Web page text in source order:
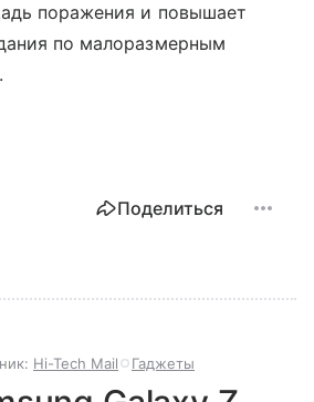
поражения и повышает
по малоразмерным
Поделиться
Hi-Tech Mail Гаджеты